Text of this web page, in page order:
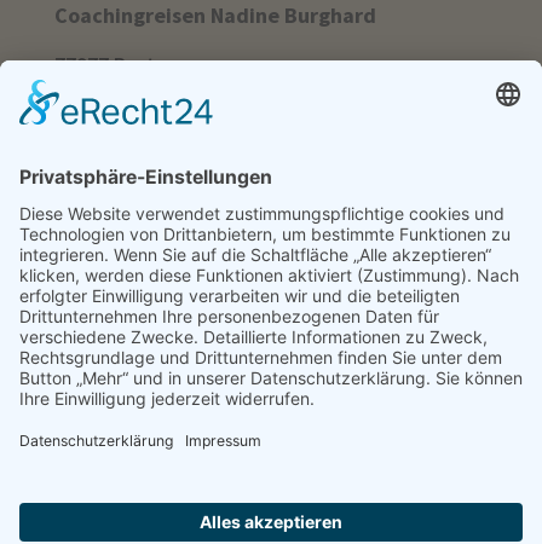
Coachingreisen Nadine Burghard
77977 Rust
hallo@coachingreisen-nadine.de
Insta: @nadineburghard_wuestenretreat
© 2026 Coachingreisen Nadine Burghard
– made with ♥byah effekt Werbedesign